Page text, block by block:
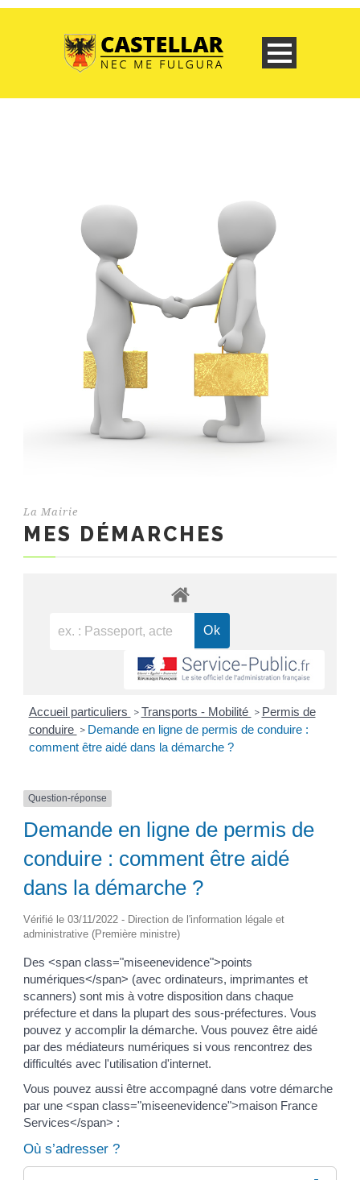
La Mairie
MES DÉMARCHES
Accueil particuliers > Transports - Mobilité > Permis de
conduire > Demande en ligne de permis de conduire :
comment être aidé dans la démarche ?
Question-réponse
Demande en ligne de permis de
conduire : comment être aidé
dans la démarche ?
Vérifié le 03/11/2022 - Direction de l'information légale et
administrative (Première ministre)
Des <span class="miseenevidence">points
numériques</span> (avec ordinateurs, imprimantes et
scanners) sont mis à votre disposition dans chaque
préfecture et dans la plupart des sous-préfectures. Vous
pouvez y accomplir la démarche. Vous pouvez être aidé
par des médiateurs numériques si vous rencontrez des
difficultés avec l'utilisation d'internet.
Vous pouvez aussi être accompagné dans votre démarche
par une <span class="miseenevidence">maison France
Services</span> :
Où s’adresser ?